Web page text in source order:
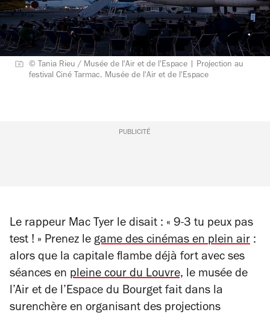
© Tania Rieu / Musée de l'Air et de l'Espace | Projection au
festival Ciné Tarmac. Musée de l'Air et de l'Espace
PUBLICITÉ
Le rappeur Mac Tyer le disait : « 9-3 tu peux pas
test ! » Prenez le game des cinémas en plein air :
alors que la capitale flambe déjà fort avec ses
séances en pleine cour du Louvre, le musée de
l’Air et de l’Espace du Bourget fait dans la
surenchère en organisant des projections